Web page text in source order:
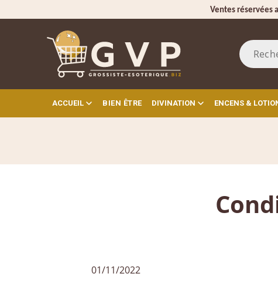
Ventes réservées
ACCUEIL BIEN ÊTRE DIVINATION ENCENS &
01/11/2022